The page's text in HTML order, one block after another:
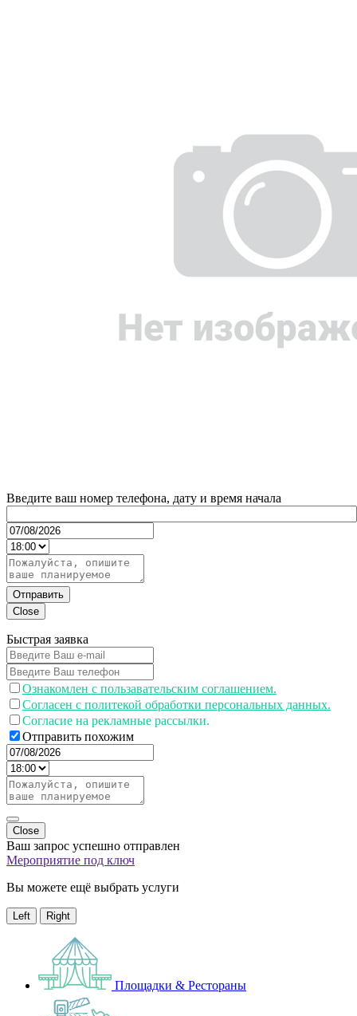
Введите ваш номер телефона, дату и время начала
Отправить
Close
Быстрая заявка
Ознакомлен с пользавательским соглашением.
Согласен с политекой обработки персональных данных.
Согласие на рекламные рассылки.
Отправить похожим
Close
Ваш запрос успешно отправлен
Мероприятие под ключ
Вы можете ещё выбрать услуги
Left Right
Площадки & Рестораны